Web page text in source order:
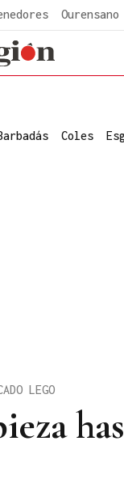
Coles
LEGO